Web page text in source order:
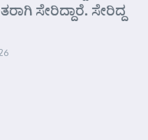
ಸೇರಿದ್ದಾರೆ. ಸೇರಿದ್ದ